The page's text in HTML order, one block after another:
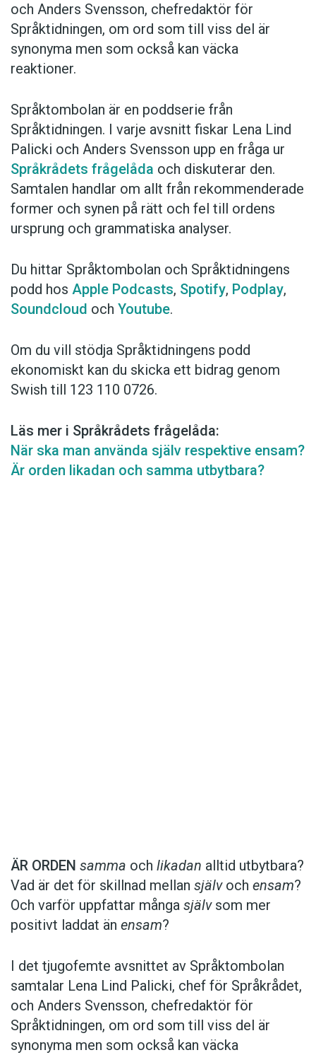
och Anders Svensson, chefredaktör för
Språktidningen, om ord som till viss del är
synonyma men som också kan väcka
reaktioner.
Språktombolan är en poddserie från
Språktidningen. I varje avsnitt fiskar Lena Lind
Palicki och Anders Svensson upp en fråga ur
Språkrådets frågelåda och diskuterar den.
Samtalen handlar om allt från rekommenderade
former och synen på rätt och fel till ordens
ursprung och grammatiska analyser.
Du hittar Språktombolan och Språktidningens
podd hos Apple Podcasts, Spotify, Podplay,
Soundcloud och Youtube.
Om du vill stödja Språktidningens podd
ekonomiskt kan du skicka ett bidrag genom
Swish till 123 110 0726.
Läs mer i Språkrådets frågelåda:
När ska man använda själv respektive ensam?
Är orden likadan och samma utbytbara?
Hantera cookie-inställningar
ÄR ORDEN samma och likadan alltid utbytbara?
Vad är det för skillnad mellan självoch ensam?
Och varför uppfattar många självsom mer
positivt laddat än ensam?
I det tjugofemte avsnittet av Språktombolan
samtalar Lena Lind Palicki, chef för Språkrådet,
och Anders Svensson, chefredaktör för
Språktidningen, om ord som till viss del är
synonyma men som också kan väcka